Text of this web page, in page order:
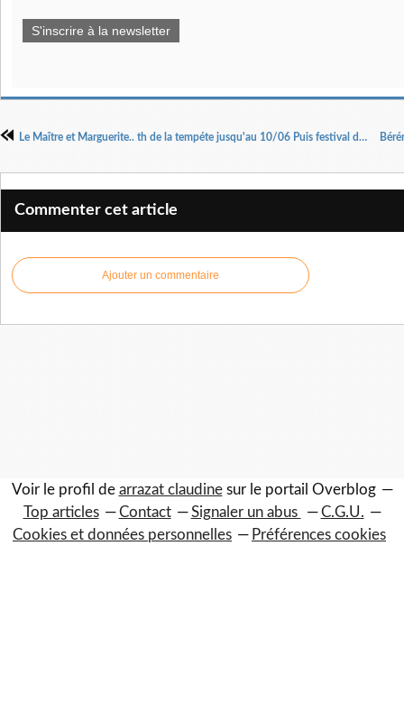
S'inscrire à la newsletter
Le Maître et Marguerite.. th de la tempéte jusqu'au 10/06 Puis festival d' Avignon du 6 au 27/07 à 19h40 au 11.Gilgamesh Belleville
Commenter cet article
Ajouter un commentaire
Voir le profil de arrazat claudinesur le portail Overblog
Top articles
Contact Signaler un abus
C.G.U.
Cookies et données personnelles
Préférences cookies